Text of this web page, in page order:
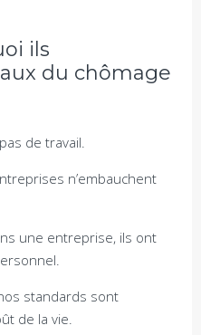
ils
du chômage
de travail.
n’embauchent
une entreprise, ils ont
standards sont
de la vie.